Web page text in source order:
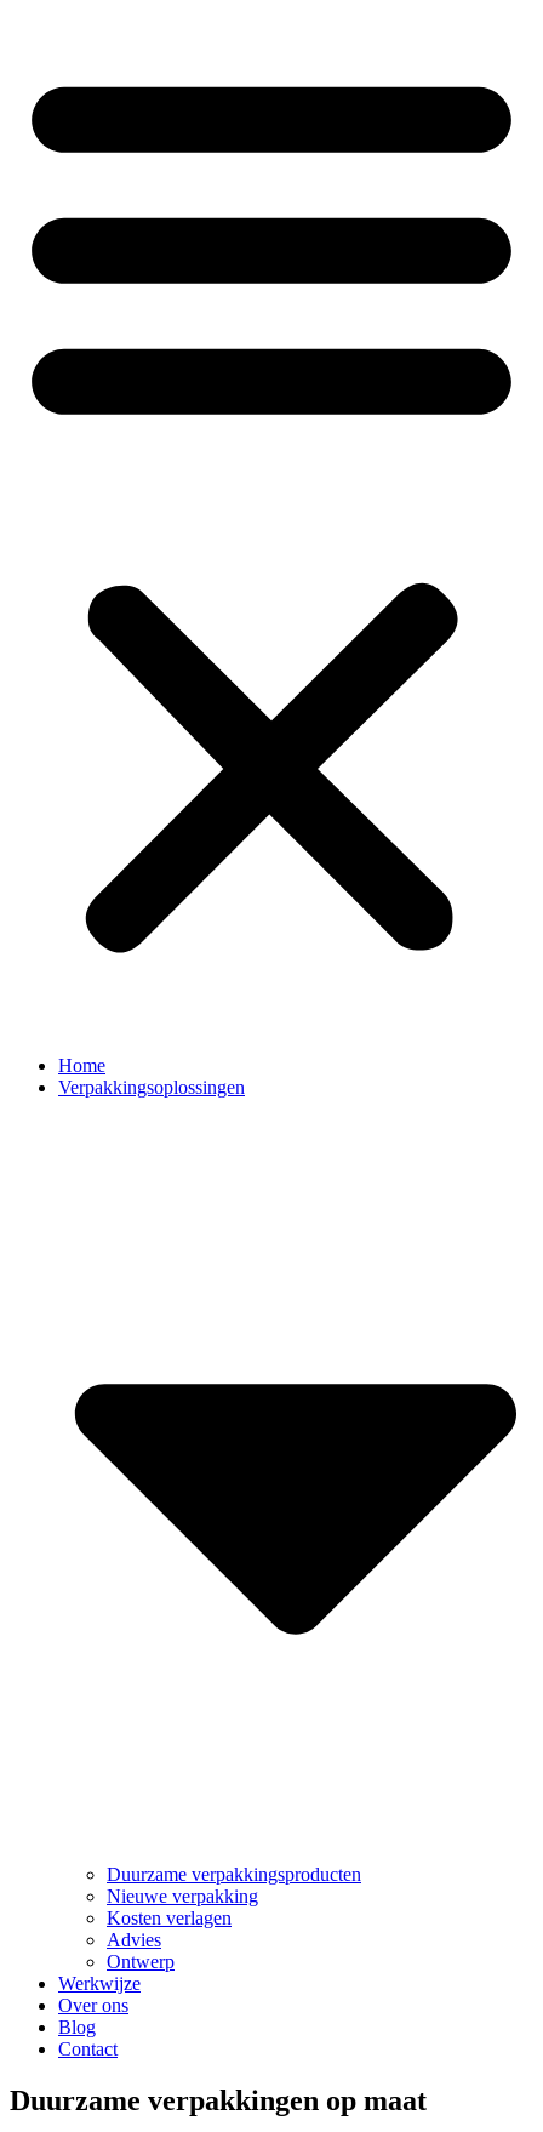
Home
Verpakkingsoplossingen
Duurzame verpakkingsproducten
Nieuwe verpakking
Kosten verlagen
Advies
Ontwerp
Werkwijze
Over ons
Blog
Contact
Duurzame verpakkingen op maat